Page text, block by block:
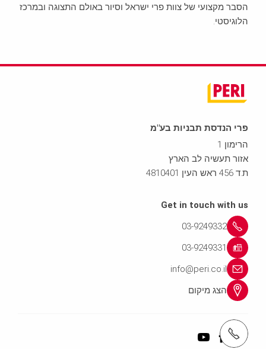
הסבר מקצועי של צוות פרי ישראל וסיור באולם התצוגה ובמרכז
הלוגיסטי.
פרי הנדסת תבניות בע"מ
הרימון 1
אזור תעשיה לב הארץ
ת.ד 456 ראש העין 4810401
Get in touch with us
03-9249332
03-9249331
info@peri.co.il
הצג מיקום